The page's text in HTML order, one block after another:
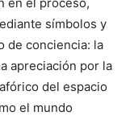
símbolos y
de conciencia: la
apreciación por la
del espacio
el mundo